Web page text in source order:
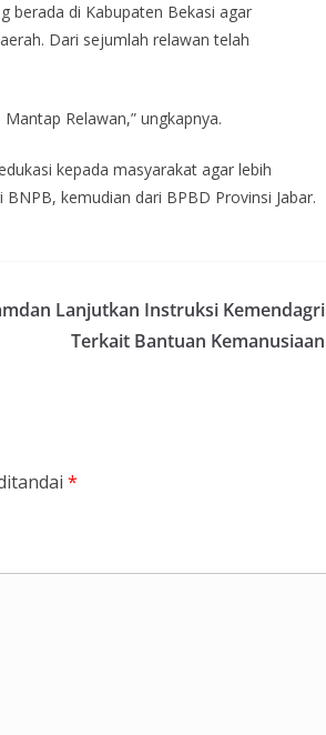
berada di Kabupaten Bekasi agar
Dari sejumlah relawan telah
Relawan,” ungkapnya.
kepada masyarakat agar lebih
kemudian dari BPBD Provinsi Jabar.
Lanjutkan Instruksi Kemendagri
Terkait Bantuan Kemanusiaan
*